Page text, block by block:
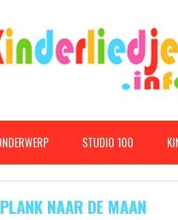
STUDIO 100
NAAR DE MAAN